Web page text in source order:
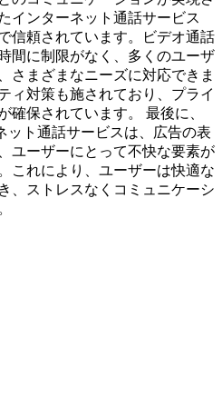
インターネット通話サービス
信頼されています。ビデオ通話
間に制限がなく、多くのユーザ
さまざまなニーズに対応できま
ィ対策も施されており、プライ
確保されています。 最後に、
ット通話サービスは、広告の表
ユーザーにとって不快な要素が
これにより、ユーザーは快適な
、ストレスなくコミュニケーシ